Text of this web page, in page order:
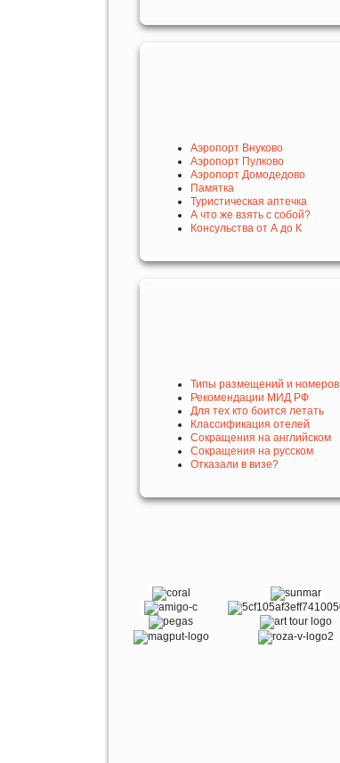
Аэропорт Внуково
Аэропорт Пулково
Аэропорт Домодедово
Памятка
Туристическая аптечка
А что же взять с собой?
Консульства от А до К
Типы размещений и номеров
Рекомендации МИД РФ
Для тех кто боится летать
Классификация отелей
Сокращения на английском
Сокращения на русском
Отказали в визе?